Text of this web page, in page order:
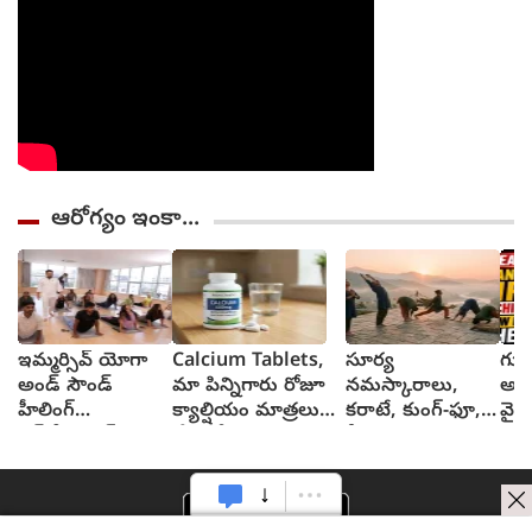
ఆరోగ్యం ఇంకా...
ఇమ్మర్సివ్ యోగా
అండ్ సౌండ్
హీలింగ్
ఆవిష్కరణ
Calcium Tablets,
మా పిన్నిగారు రోజూ
క్యాల్షియం మాత్రలు
సూర్య
నమస్కారాలు,
కరాటే, కుంగ్-ఫూ,